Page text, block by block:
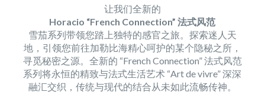
让我们全新的
Horacio “French Connection” 法式风范
雪茄系列带领您踏上独特的感官之旅。探索迷人天
地，引领您前往加勒比海精心呵护的某个隐秘之所，
寻觅秘密之源。全新的 “French Connection” 法式风范
系列将永恒的精致与法式生活艺术 “Art de vivre” 深深
融汇交织，传统与现代的结合从未如此流畅传神。